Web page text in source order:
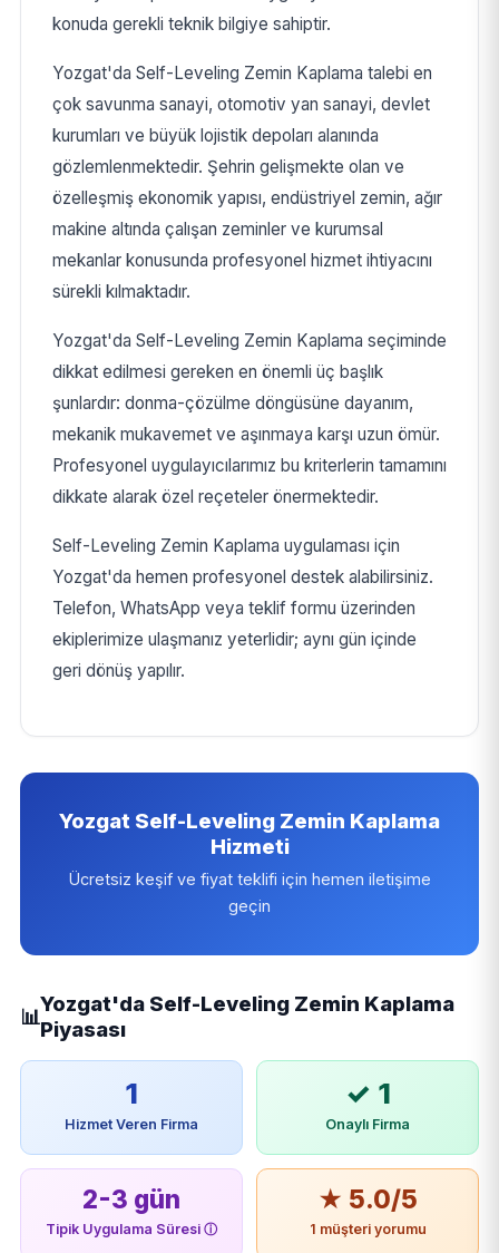
konuda gerekli teknik bilgiye sahiptir.
Yozgat'da Self-Leveling Zemin Kaplama talebi en
çok savunma sanayi, otomotiv yan sanayi, devlet
kurumları ve büyük lojistik depoları alanında
gözlemlenmektedir. Şehrin gelişmekte olan ve
özelleşmiş ekonomik yapısı, endüstriyel zemin, ağır
makine altında çalışan zeminler ve kurumsal
mekanlar konusunda profesyonel hizmet ihtiyacını
sürekli kılmaktadır.
Yozgat'da Self-Leveling Zemin Kaplama seçiminde
dikkat edilmesi gereken en önemli üç başlık
şunlardır: donma-çözülme döngüsüne dayanım,
mekanik mukavemet ve aşınmaya karşı uzun ömür.
Profesyonel uygulayıcılarımız bu kriterlerin tamamını
dikkate alarak özel reçeteler önermektedir.
Self-Leveling Zemin Kaplama uygulaması için
Yozgat'da hemen profesyonel destek alabilirsiniz.
Telefon, WhatsApp veya teklif formu üzerinden
ekiplerimize ulaşmanız yeterlidir; aynı gün içinde
geri dönüş yapılır.
Yozgat Self-Leveling Zemin Kaplama
Hizmeti
Ücretsiz keşif ve fiyat teklifi için hemen iletişime
geçin
📊
Yozgat'da Self-Leveling Zemin Kaplama
Piyasası
1
Hizmet Veren Firma
✓ 1
Onaylı Firma
2-3 gün
Tipik Uygulama Süresi ⓘ
★ 5.0/5
1 müşteri yorumu